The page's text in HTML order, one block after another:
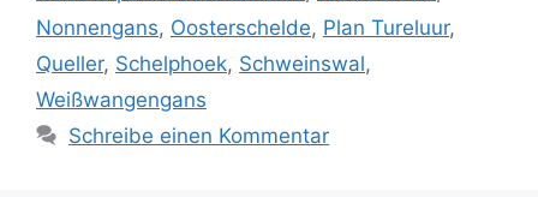
Nonnengans, Oosterschelde, Plan Tureluur,
Queller, Schelphoek, Schweinswal,
Weißwangengans
Schreibe einen Kommentar